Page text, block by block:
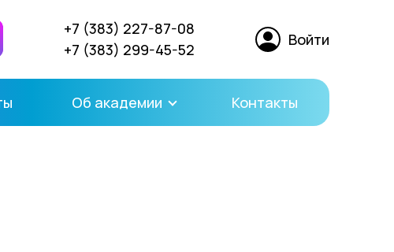
+7 (383) 227-87-08
+7 (383) 299-45-52
Войти
Об академии Контакты